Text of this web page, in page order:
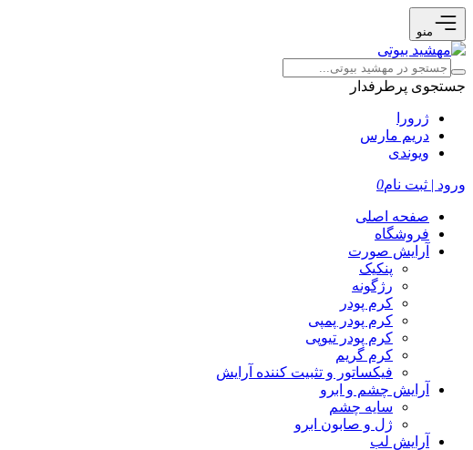
منو
جستجوی پرطرفدار
ژرورا
دریم مارس
ویوندی
ورود | ثبت نام0
صفحه اصلی
فروشگاه
آرایش صورت
پنکیک
رژگونه
کرم پودر
کرم پودر پمپی
کرم پودر تیوپی
کرم گریم
فیکساتور و تثبیت کننده آرایش
آرایش چشم و ابرو
سایه چشم
ژل و صابون ابرو
آرایش لب